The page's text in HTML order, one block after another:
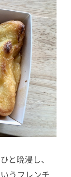
と晩浸し、
うフレンチ